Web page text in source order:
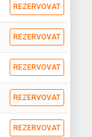
REZERVOVAT
REZERVOVAT
REZERVOVAT
REZERVOVAT
REZERVOVAT